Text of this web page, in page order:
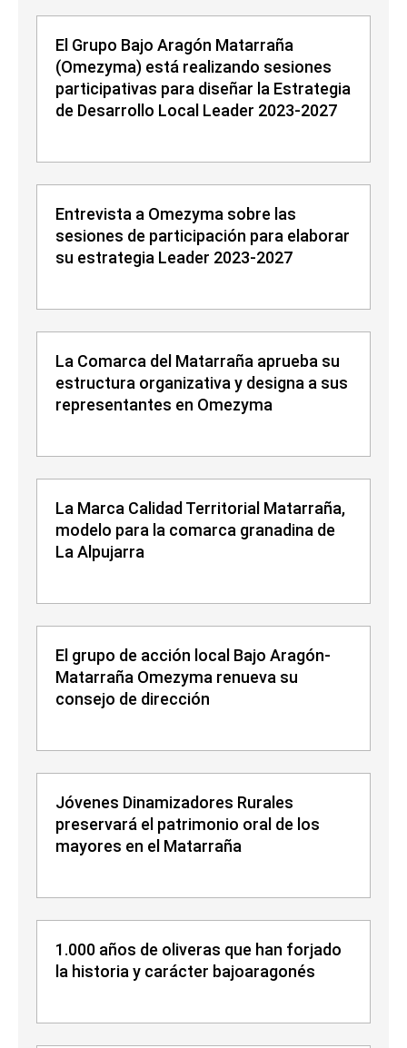
El Grupo Bajo Aragón Matarraña
(Omezyma) está realizando sesiones
participativas para diseñar la Estrategia
de Desarrollo Local Leader 2023-2027
Entrevista a Omezyma sobre las
sesiones de participación para elaborar
su estrategia Leader 2023-2027
La Comarca del Matarraña aprueba su
estructura organizativa y designa a sus
representantes en Omezyma
La Marca Calidad Territorial Matarraña,
modelo para la comarca granadina de
La Alpujarra
El grupo de acción local Bajo Aragón-
Matarraña Omezyma renueva su
consejo de dirección
Jóvenes Dinamizadores Rurales
preservará el patrimonio oral de los
mayores en el Matarraña
1.000 años de oliveras que han forjado
la historia y carácter bajoaragonés